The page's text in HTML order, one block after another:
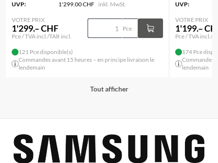
UVP:
1'299.00 CHF inkl. MwSt.
VOTRE PRIX
1'299.– CHF
Pce / TVA incl./TAR incl.
Pce
121 Pce disponible(s)
Commandes avant 15 heures – en principe livraison le
lendemain
UVP:
VOTRE PRIX
1'199.–
Pce / TVA incl./
174 Pce
Commandes
lendemain
Tout afficher